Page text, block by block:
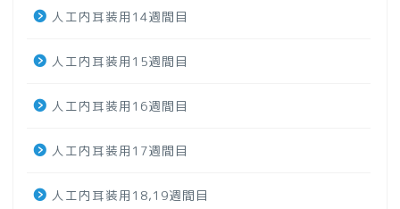
人工内耳装用14週間目
人工内耳装用15週間目
人工内耳装用16週間目
人工内耳装用17週間目
人工内耳装用18,19週間目